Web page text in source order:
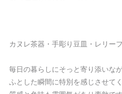
カヌレ茶器・手彫り豆皿・レリー
毎日の暮らしにそっと寄り添いなが
ふとした瞬間に特別を感じさせてく